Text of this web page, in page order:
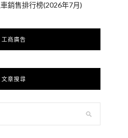
銷售排行榜(2026年7月)
工商廣告
文章搜尋